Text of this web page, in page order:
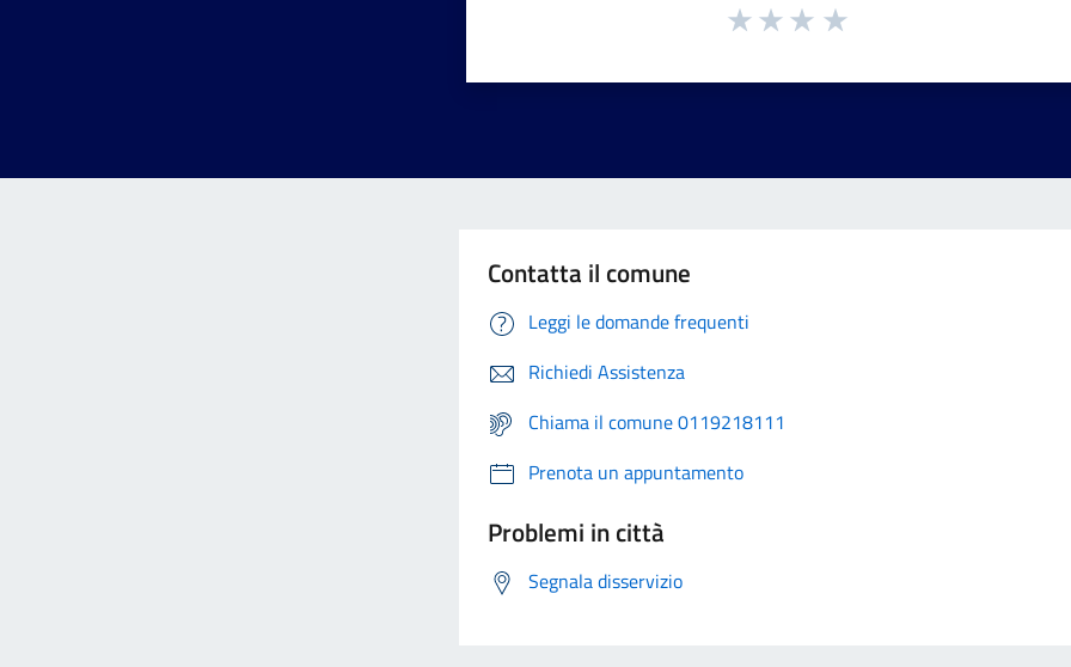
Contatta il comune
Leggi le domande frequenti
Richiedi Assistenza
Chiama il comune 0119218111
Prenota un appuntamento
Problemi in città
Segnala disservizio